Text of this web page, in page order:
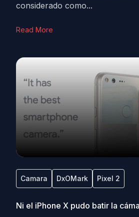
considerado como...
Read More
Camara DxOMark Pixel 2
Ni el iPhone X pudo batir la